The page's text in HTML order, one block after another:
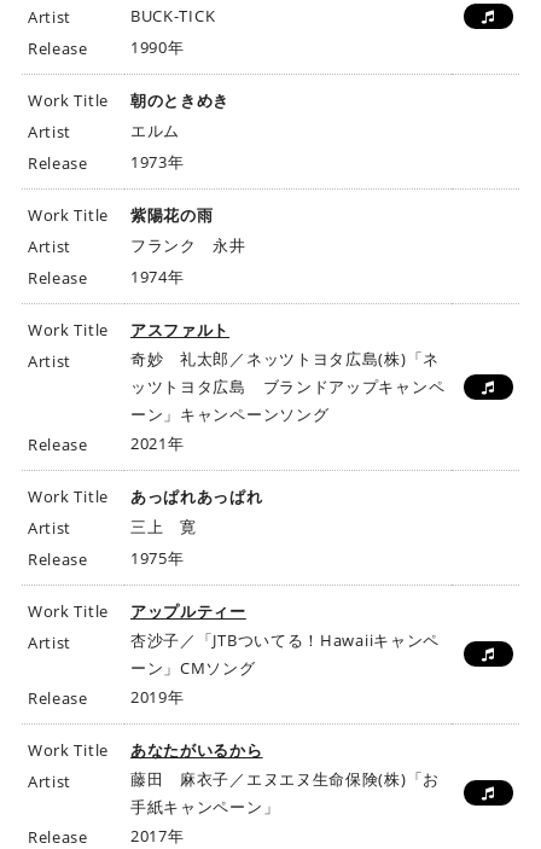
Artist
BUCK-TICK
Release
1990年
Work Title
朝のときめき
Artist
エルム
Release
1973年
Work Title
紫陽花の雨
Artist
フランク 永井
Release
1974年
Work Title
アスファルト
Artist
奇妙 礼太郎／ネッツトヨタ広島(株)「ネ
ッツトヨタ広島 ブランドアップキャンペ
ーン」キャンペーンソング
Release
2021年
Work Title
あっぱれあっぱれ
Artist
三上 寛
Release
1975年
Work Title
アップルティー
Artist
杏沙子／「JTBついてる！Hawaiiキャンペ
ーン」CMソング
Release
2019年
Work Title
あなたがいるから
Artist
藤田 麻衣子／エヌエヌ生命保険(株)「お
手紙キャンペーン」
Release
2017年